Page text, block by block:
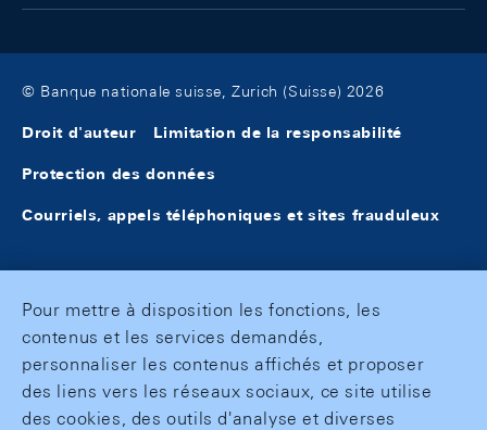
© Banque nationale suisse, Zurich (Suisse) 2026
Droit d'auteur Limitation de la responsabilité
Protection des données
Courriels, appels téléphoniques et sites frauduleux
Pour mettre à disposition les fonctions, les
contenus et les services demandés,
personnaliser les contenus affichés et proposer
des liens vers les réseaux sociaux, ce site utilise
des cookies, des outils d'analyse et diverses